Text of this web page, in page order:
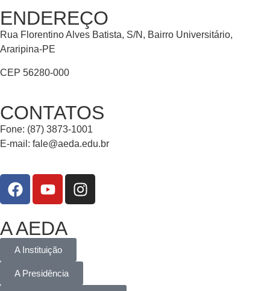
ENDEREÇO
Rua Florentino Alves Batista, S/N, Bairro Universitário,
Araripina-PE
CEP 56280-000
CONTATOS
Fone: (87) 3873-1001
E-mail: fale@aeda.edu.br
A AEDA
A Instituição
A Presidência